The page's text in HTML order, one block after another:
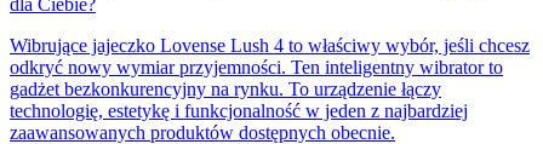
dla Ciebie?
Wibrujące jajeczko Lovense Lush 4 to właściwy wybór, jeśli chcesz
odkryć nowy wymiar przyjemności. Ten inteligentny wibrator to
gadżet bezkonkurencyjny na rynku. To urządzenie łączy
technologię, estetykę i funkcjonalność w jeden z najbardziej
zaawansowanych produktów dostępnych obecnie.